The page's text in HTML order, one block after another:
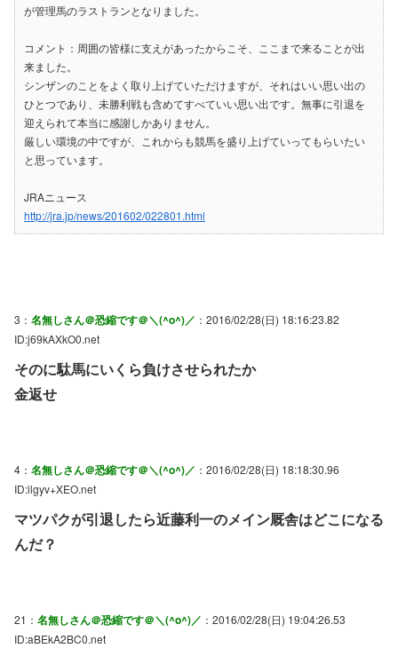
が管理馬のラストランとなりました。
コメント：周囲の皆様に支えがあったからこそ、ここまで来ることが出
来ました。
シンザンのことをよく取り上げていただけますが、それはいい思い出の
ひとつであり、未勝利戦も含めてすべていい思い出です。無事に引退を
迎えられて本当に感謝しかありません。
厳しい環境の中ですが、これからも競馬を盛り上げていってもらいたい
と思っています。
JRAニュース
http://jra.jp/news/201602/022801.html
3： 名無しさん＠恐縮です＠＼(^o^)／ ：2016/02/28(日) 18:16:23.82
ID:j69kAXkO0.net
そのに駄馬にいくら負けさせられたか
金返せ
4： 名無しさん＠恐縮です＠＼(^o^)／ ：2016/02/28(日) 18:18:30.96
ID:ilgyv+XEO.net
マツパクが引退したら近藤利一のメイン厩舎はどこになる
んだ？
21： 名無しさん＠恐縮です＠＼(^o^)／ ：2016/02/28(日) 19:04:26.53
ID:aBEkA2BC0.net